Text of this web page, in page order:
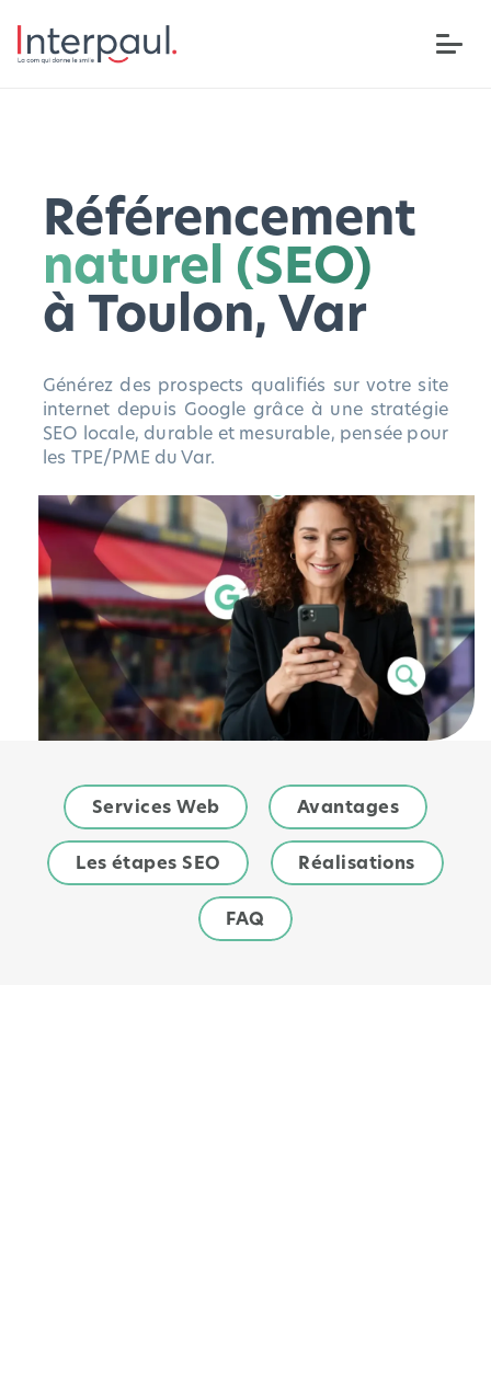
Référencement
naturel (SEO)
à Toulon, Var
Générez des prospects qualifiés sur votre site
internet depuis Google grâce à une stratégie
SEO locale, durable et mesurable, pensée pour
les TPE/PME du Var.
Services Web Avantages
Les étapes SEO Réalisations
FAQ